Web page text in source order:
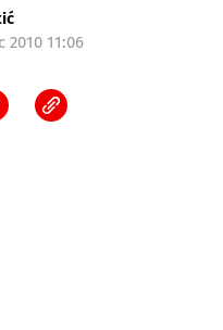
2010 11:06